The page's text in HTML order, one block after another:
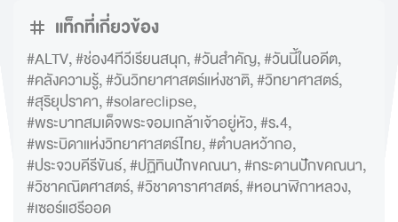
แท็กที่เกี่ยวข้อง
#ALTV,#ช่อง4ทีวีเรียนสนุก,#วันสำคัญ,#วันนี้ในอดีต,
#คลังความรู้,#วันวิทยาศาสตร์แห่งชาติ,#วิทยาศาสตร์,
#สุริยุปราคา,#solareclipse,
#พระบาทสมเด็จพระจอมเกล้าเจ้าอยู่หัว,#ร.4,
#พระบิดาแห่งวิทยาศาสตร์ไทย,#ตำบลหว้ากอ,
#ประจวบคีรีขันธ์,#ปฏิทินปักขคณนา,#กระดานปักขคณนา,
#วิชาคณิตศาสตร์,#วิชาดาราศาสตร์,#หอนาฬิกาหลวง,
#เซอร์แฮรีออด